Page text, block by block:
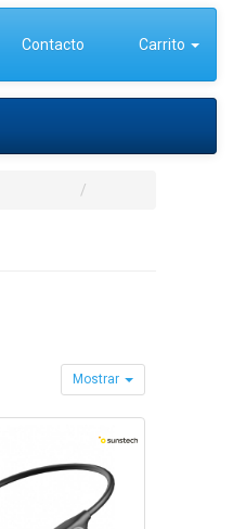
Contacto Carrito
Mostrar